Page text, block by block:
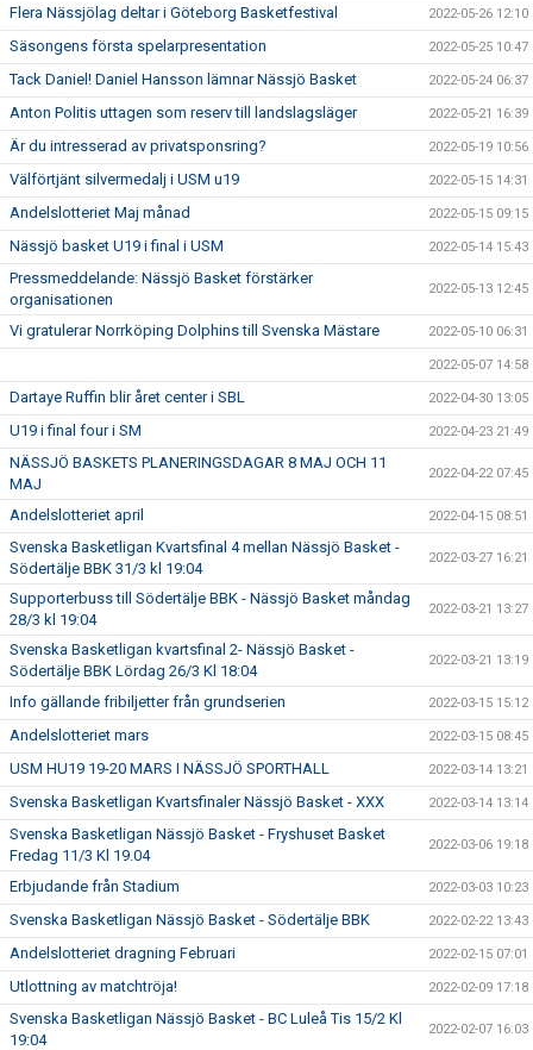
Flera Nässjölag deltar i Göteborg Basketfestival 2022-05-26 12:10
Säsongens första spelarpresentation 2022-05-25 10:47
Tack Daniel! Daniel Hansson lämnar Nässjö Basket 2022-05-24 06:37
Anton Politis uttagen som reserv till landslagsläger 2022-05-21 16:39
Är du intresserad av privatsponsring? 2022-05-19 10:56
Välförtjänt silvermedalj i USM u19 2022-05-15 14:31
Andelslotteriet Maj månad 2022-05-15 09:15
Nässjö basket U19 i final i USM 2022-05-14 15:43
Pressmeddelande: Nässjö Basket förstärker
organisationen
2022-05-13 12:45
Vi gratulerar Norrköping Dolphins till Svenska Mästare 2022-05-10 06:31
2022-05-07 14:58
Dartaye Ruffin blir året center i SBL 2022-04-30 13:05
U19 i final four i SM 2022-04-23 21:49
NÄSSJÖ BASKETS PLANERINGSDAGAR 8 MAJ OCH 11
MAJ
2022-04-22 07:45
Andelslotteriet april 2022-04-15 08:51
Svenska Basketligan Kvartsfinal 4 mellan Nässjö Basket -
Södertälje BBK 31/3 kl 19:04
2022-03-27 16:21
Supporterbuss till Södertälje BBK - Nässjö Basket måndag
28/3 kl 19:04
2022-03-21 13:27
Svenska Basketligan kvartsfinal 2- Nässjö Basket -
Södertälje BBK Lördag 26/3 Kl 18:04
2022-03-21 13:19
Info gällande fribiljetter från grundserien 2022-03-15 15:12
Andelslotteriet mars 2022-03-15 08:45
USM HU19 19-20 MARS I NÄSSJÖ SPORTHALL 2022-03-14 13:21
Svenska Basketligan Kvartsfinaler Nässjö Basket - XXX 2022-03-14 13:14
Svenska Basketligan Nässjö Basket - Fryshuset Basket
Fredag 11/3 Kl 19.04
2022-03-06 19:18
Erbjudande från Stadium 2022-03-03 10:23
Svenska Basketligan Nässjö Basket - Södertälje BBK 2022-02-22 13:43
Andelslotteriet dragning Februari 2022-02-15 07:01
Utlottning av matchtröja! 2022-02-09 17:18
Svenska Basketligan Nässjö Basket - BC Luleå Tis 15/2 Kl
19:04
2022-02-07 16:03